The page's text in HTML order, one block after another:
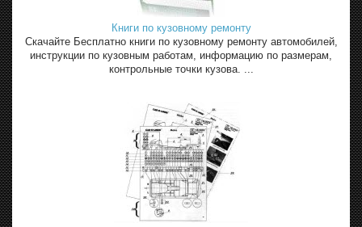
Книги по кузовному ремонту
Скачайте Бесплатно книги по кузовному ремонту автомобилей,
инструкции по кузовным работам, информацию по размерам,
контрольные точки кузова. ...